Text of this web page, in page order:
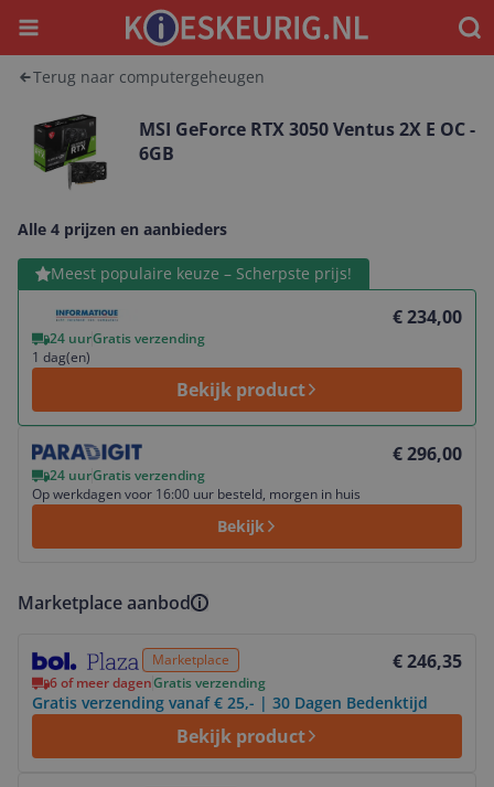
Menu
Terug naar computergeheugen
MSI GeForce RTX 3050 Ventus 2X E OC -
6GB
Alle 4 prijzen en aanbieders
Meest populaire keuze – Scherpste prijs!
€ 234,00
24 uurGratis verzending
1 dag(en)
Bekijk product
Bekijk product
€ 296,00
24 uurGratis verzending
Op werkdagen voor 16:00 uur besteld, morgen in huis
Bekijk
Bekijk product
Marketplace aanbod
Marketplace € 246,35
6 of meer dagenGratis verzending
Gratis verzending vanaf € 25,- | 30 Dagen Bedenktijd
Bekijk product